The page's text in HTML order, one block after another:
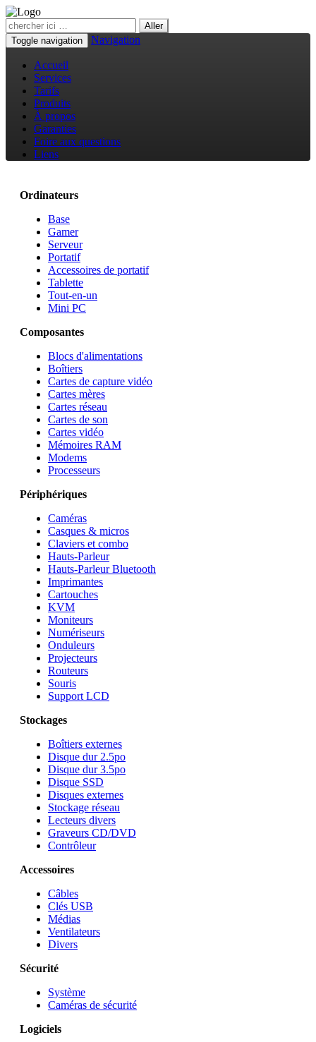
Toggle navigation Navigation
Accueil
Services
Tarifs
Produits
À propos
Garanties
Foire aux questions
Liens
Ordinateurs
Base
Gamer
Serveur
Portatif
Accessoires de portatif
Tablette
Tout-en-un
Mini PC
Composantes
Blocs d'alimentations
Boîtiers
Cartes de capture vidéo
Cartes mères
Cartes réseau
Cartes de son
Cartes vidéo
Mémoires RAM
Modems
Processeurs
Périphériques
Caméras
Casques & micros
Claviers et combo
Hauts-Parleur
Hauts-Parleur Bluetooth
Imprimantes
Cartouches
KVM
Moniteurs
Numériseurs
Onduleurs
Projecteurs
Routeurs
Souris
Support LCD
Stockages
Boîtiers externes
Disque dur 2.5po
Disque dur 3.5po
Disque SSD
Disques externes
Stockage réseau
Lecteurs divers
Graveurs CD/DVD
Contrôleur
Accessoires
Câbles
Clés USB
Médias
Ventilateurs
Divers
Sécurité
Système
Caméras de sécurité
Logiciels